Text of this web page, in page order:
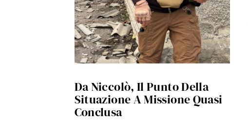
Da Niccolò, Il Punto Della
Situazione A Missione Quasi
Conclusa